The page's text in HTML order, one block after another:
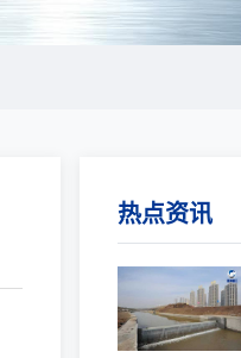
热点资讯